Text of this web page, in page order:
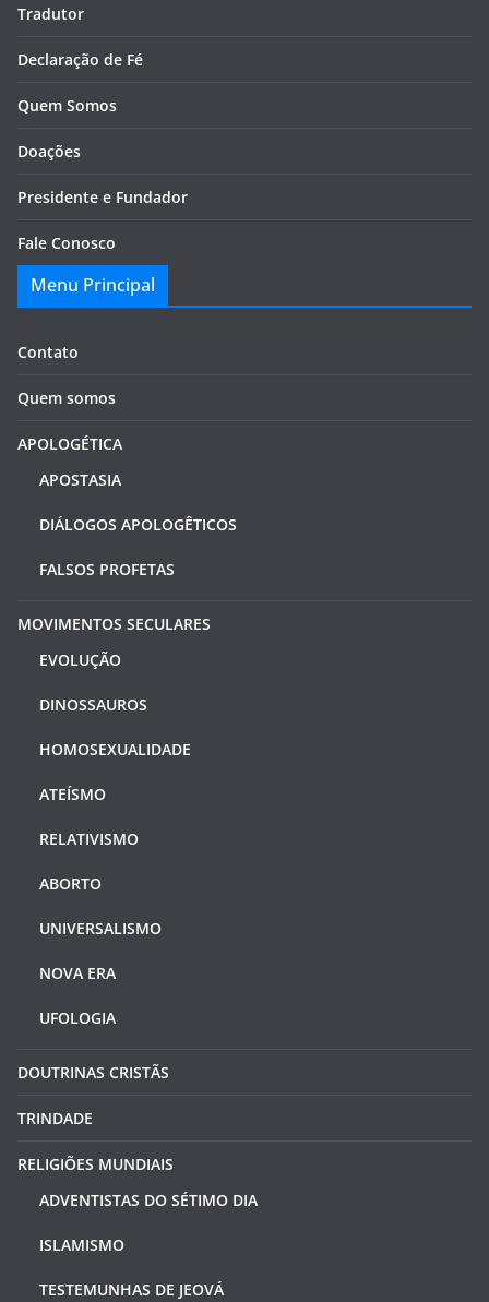
Tradutor
Declaração de Fé
Quem Somos
Doações
Presidente e Fundador
Fale Conosco
Menu Principal
Contato
Quem somos
APOLOGÉTICA
APOSTASIA
DIÁLOGOS APOLOGÊTICOS
FALSOS PROFETAS
MOVIMENTOS SECULARES
EVOLUÇÃO
DINOSSAUROS
HOMOSEXUALIDADE
ATEÍSMO
RELATIVISMO
ABORTO
UNIVERSALISMO
NOVA ERA
UFOLOGIA
DOUTRINAS CRISTÃS
TRINDADE
RELIGIÕES MUNDIAIS
ADVENTISTAS DO SÉTIMO DIA
ISLAMISMO
TESTEMUNHAS DE JEOVÁ